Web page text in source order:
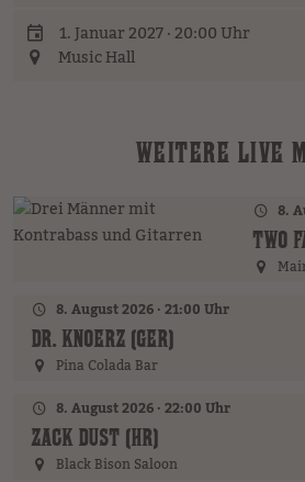
1. Januar 2027 · 20:00 Uhr
Music Hall
WEITERE LIVE
8.
TWO
8. August 2026 · 21:00 Uhr
DR. KNOERZ (GER)
Pina Colada Bar
8. August 2026 · 22:00 Uhr
ZACK DUST (HR)
Black Bison Saloon